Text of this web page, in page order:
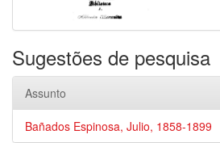
Sugestões de pesquisa
Assunto
Bañados Espinosa, Julio, 1858-1899